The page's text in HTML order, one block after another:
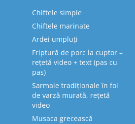
Chiftele simple
Chiftele marinate
Ardei umpluți
Friptură de porc la cuptor –
rețetă video + text (pas cu
pas)
Sarmale tradiționale în foi
de varză murată, rețetă
video
Musaca grecească